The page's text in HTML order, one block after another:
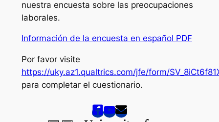
nuestra encuesta sobre las preocupaciones
laborales.
Información de la encuesta en español PDF
Por favor visite
https://uky.az1.qualtrics.com/jfe/form/
para completar el cuestionario.